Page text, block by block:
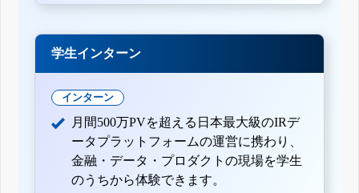
学生インターン
インターン
月間500万PVを超える日本最大級のIRデ
ータプラットフォームの運営に携わり、
金融・データ・プロダクトの現場を学生
のうちから体験できます。